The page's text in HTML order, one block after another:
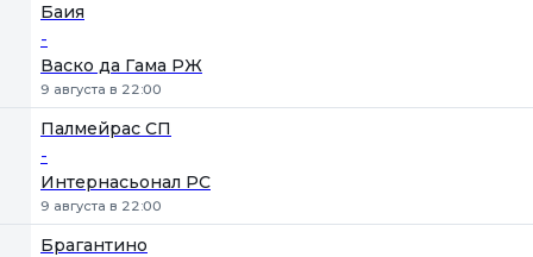
Баия
-
Васко да Гама РЖ
9 августа в 22:00
Палмейрас СП
-
Интернасьонал РС
9 августа в 22:00
Брагантино